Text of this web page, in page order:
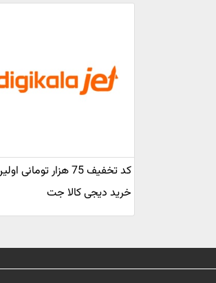
کد تخفیف 75 هزار تومانی
خرید دیجی کالا جت